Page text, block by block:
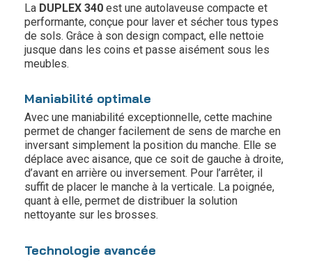
La DUPLEX 340 est une autolaveuse compacte et
performante, conçue pour laver et sécher tous types
de sols. Grâce à son design compact, elle nettoie
jusque dans les coins et passe aisément sous les
meubles.
Maniabilité optimale
Avec une maniabilité exceptionnelle, cette machine
permet de changer facilement de sens de marche en
inversant simplement la position du manche. Elle se
déplace avec aisance, que ce soit de gauche à droite,
d’avant en arrière ou inversement. Pour l’arrêter, il
suffit de placer le manche à la verticale. La poignée,
quant à elle, permet de distribuer la solution
nettoyante sur les brosses.
Technologie avancée